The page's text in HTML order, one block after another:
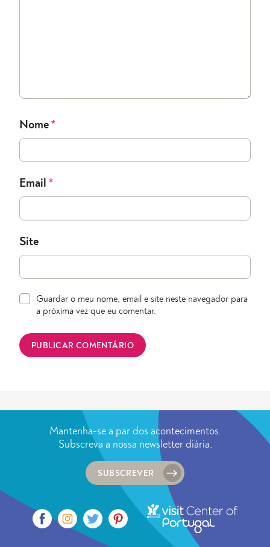
Nome *
Email *
Site
Guardar o meu nome, email e site neste navegador para
a próxima vez que eu comentar.
Mantenha-se a par dos acontecimentos.
Subscreva a nossa newsletter diária.
SUBSCREVER